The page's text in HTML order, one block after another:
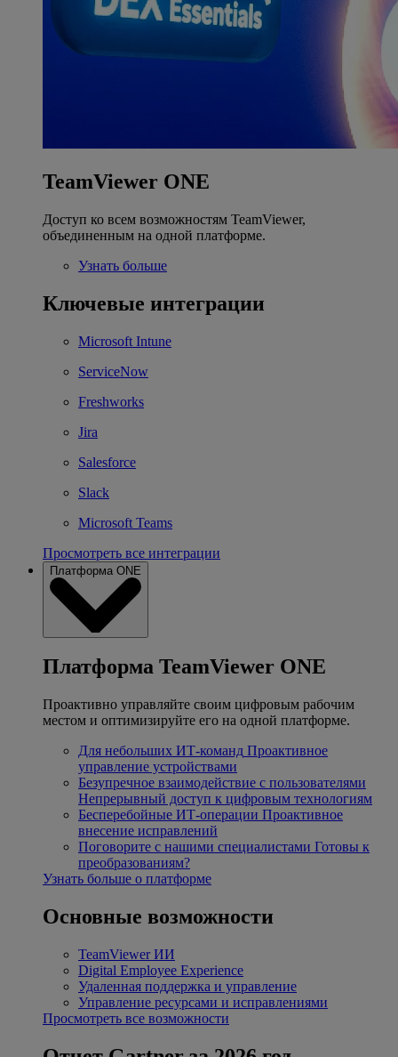
TeamViewer ONE
Доступ ко всем возможностям TeamViewer,
объединенным на одной платформе.
Узнать больше
Ключевые интеграции
Microsoft Intune
ServiceNow
Freshworks
Jira
Salesforce
Slack
Microsoft Teams
Просмотреть все интеграции
Платформа ONE
Платформа TeamViewer ONE
Проактивно управляйте своим цифровым рабочим
местом и оптимизируйте его на одной платформе.
Для небольших ИТ-команд Проактивное
управление устройствами
Безупречное взаимодействие с пользователями
Непрерывный доступ к цифровым технологиям
Бесперебойные ИТ-операции Проактивное
внесение исправлений
Поговорите с нашими специалистами Готовы к
преобразованиям?
Узнать больше о платформе
Основные возможности
TeamViewer ИИ
Digital Employee Experience
Удаленная поддержка и управление
Управление ресурсами и исправлениями
Просмотреть все возможности